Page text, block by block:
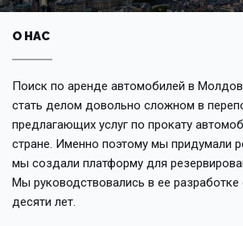
О НАС
Поиск по аренде автомобилей в
стать делом довольно сложном в
предлагающих услуг по прокату
стране. Именно поэтому мы придумали
мы создали платформу для
Мы руководствовались в ее
десяти лет.